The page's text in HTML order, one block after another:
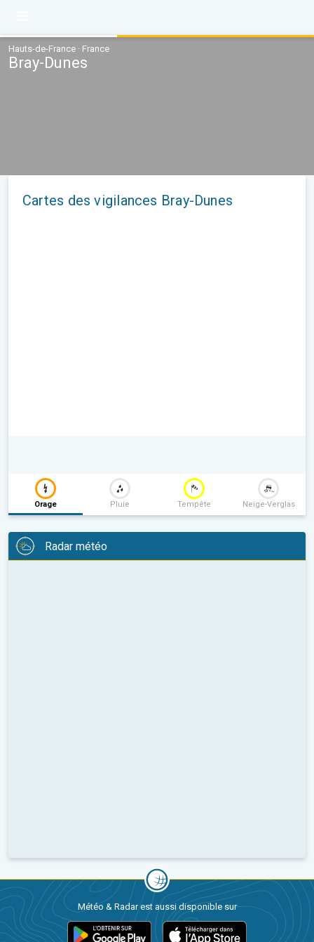
Hauts-de-France · France
Bray-Dunes
Cartes des vigilances Bray-Dunes
Orage Pluie Tempête Neige-Verglas
Radar météo
Météo & Radar est aussi disponible sur